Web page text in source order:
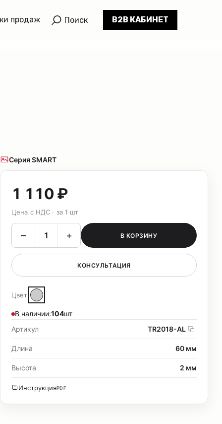
Поиск B2B КАБИНЕТ
продаж
Серия SMART
1 110 ₽
Цена с НДС · за 1 шт
– + В КОРЗИНУ
КОНСУЛЬТАЦИЯ
Цвет:
В наличии:104шт
Артикул
TR2018-AL
Длина 60 мм
Высота 2 мм
ИнструкцияPDF